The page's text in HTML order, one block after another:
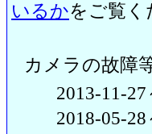
いるかをご覧く
カメラの故障
2013-11-
2018-05-